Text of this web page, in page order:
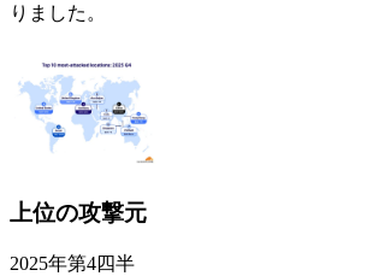
りました。
上位の攻撃元
2025年第4四半